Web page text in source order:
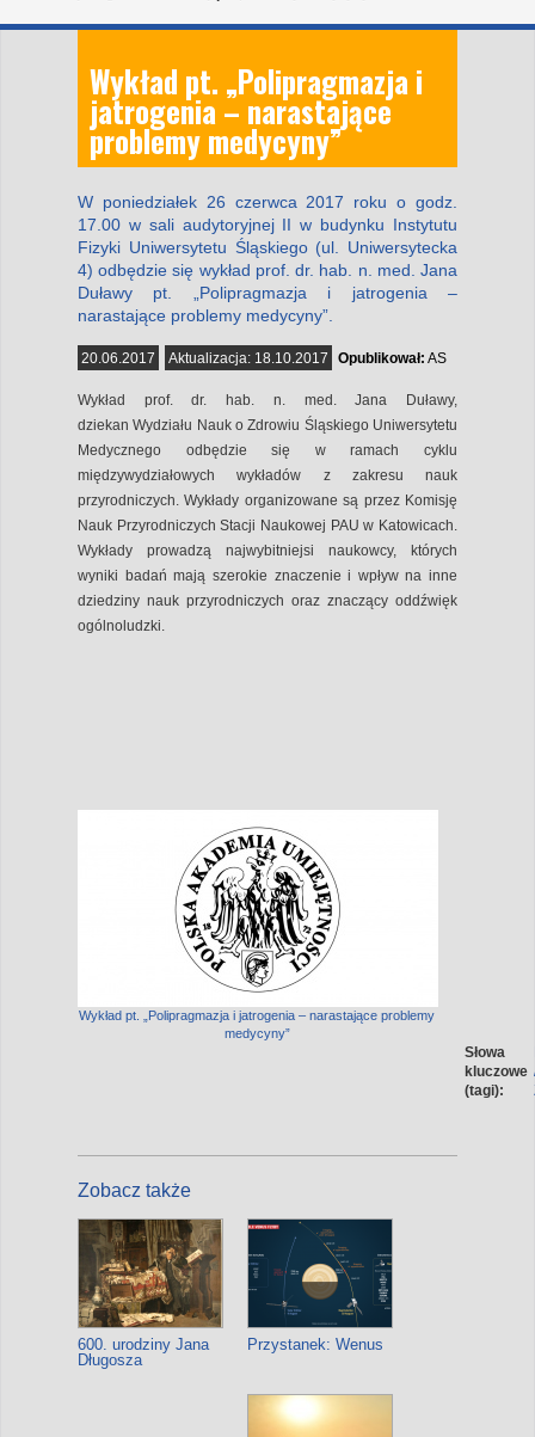
Wykład pt. „Polipragmazja i
jatrogenia – narastające
problemy medycyny”
W poniedziałek 26 czerwca 2017 roku o godz.
17.00 w sali audytoryjnej II w budynku Instytutu
Fizyki Uniwersytetu Śląskiego (ul. Uniwersytecka
4) odbędzie się wykład prof. dr. hab. n. med. Jana
Duławy pt. „Polipragmazja i jatrogenia –
narastające problemy medycyny”.
20.06.2017 Aktualizacja: 18.10.2017 Opublikował: AS
Wykład prof. dr. hab. n. med. Jana Duławy,
dziekan Wydziału Nauk o Zdrowiu Śląskiego Uniwersytetu
Medycznego odbędzie się w ramach cyklu
międzywydziałowych wykładów z zakresu nauk
przyrodniczych. Wykłady organizowane są przez Komisję
Nauk Przyrodniczych Stacji Naukowej PAU w Katowicach.
Wykłady prowadzą najwybitniejsi naukowcy, których
wyniki badań mają szerokie znaczenie i wpływ na inne
dziedziny nauk przyrodniczych oraz znaczący oddźwięk
ogólnoludzki.
Wykład pt. „Polipragmazja i jatrogenia – narastające problemy
medycyny”
Słowa
kluczowe
(tagi):
Zobacz także
600. urodziny Jana
Długosza
Przystanek: Wenus